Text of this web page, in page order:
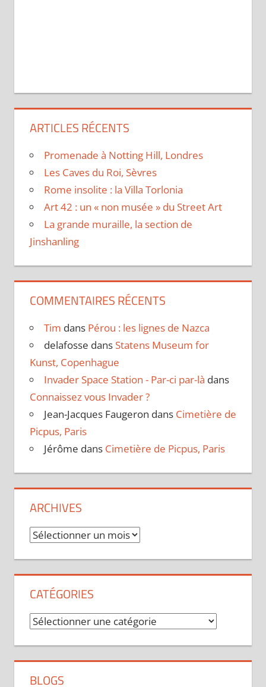
ARTICLES RÉCENTS
Promenade à Notting Hill, Londres
Les Caves du Roi, Sèvres
Rome insolite : la Villa Torlonia
Art 42 : un « non musée » du Street Art
La grande muraille, la section de
Jinshanling
COMMENTAIRES RÉCENTS
Tim dans Pérou : les lignes de Nazca
delafosse dans Statens Museum for
Kunst, Copenhague
Invader Space Station - Par-ci par-là dans
Connaissez vous Invader ?
Jean-Jacques Faugeron dans Cimetière de
Picpus, Paris
Jérôme dans Cimetière de Picpus, Paris
ARCHIVES
Archives
CATÉGORIES
Catégories
BLOGS